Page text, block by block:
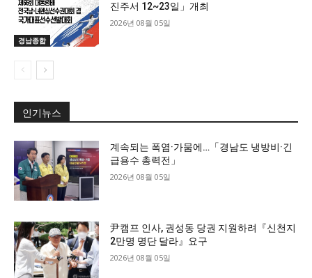
경남종합
진주서 12~23일」개최
2026년 08월 05일
인기뉴스
계속되는 폭염·가뭄에…「경남도 냉방비·긴
급용수 총력전」
2026년 08월 05일
尹캠프 인사, 권성동 당권 지원하려『신천지
2만명 명단 달라』요구
2026년 08월 05일